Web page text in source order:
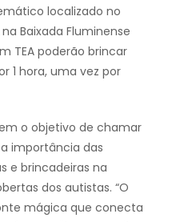
localizado no
Baixada Fluminense
TEA poderão brincar
1 hora, uma vez por
o objetivo de chamar
importância das
e brincadeiras na
dos autistas. “O
mágica que conecta